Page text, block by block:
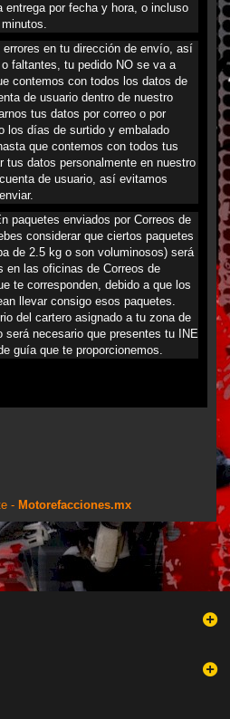
entrega por fecha y hora, o incluso
errores en tu dirección de envío, así
faltantes, tu pedido NO se va a
contemos con todos los datos de
de usuario dentro de nuestro
tus datos por correo o por
los días de surtido y embalado
que contemos con todos tus
tus datos personalmente en nuestro
de usuario, así evitamos
paquetes enviados por Correos de
considerar que ciertos paquetes
de 2.5 kg o son voluminosos) será
en las oficinas de Correos de
te corresponden, debido a que los
llevar consigo esos paquetes.
del cartero asignado a tu zona de
será necesario que presentes tu INE
guía que te proporcionemos.
- Motorefacciones.mx